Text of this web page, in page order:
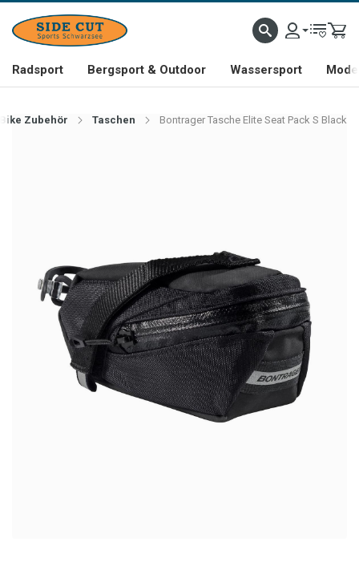
Radsport Bergsport & Outdoor Wassersport
Bike Zubehör Taschen Bontrager Tasche Elite Seat Pack S Black